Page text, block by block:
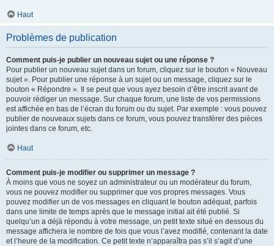
Haut
Problèmes de publication
Comment puis-je publier un nouveau sujet ou une réponse ?
Pour publier un nouveau sujet dans un forum, cliquez sur le bouton « Nouveau
sujet ». Pour publier une réponse à un sujet ou un message, cliquez sur le
bouton « Répondre ». Il se peut que vous ayez besoin d’être inscrit avant de
pouvoir rédiger un message. Sur chaque forum, une liste de vos permissions
est affichée en bas de l’écran du forum ou du sujet. Par exemple : vous pouvez
publier de nouveaux sujets dans ce forum, vous pouvez transférer des pièces
jointes dans ce forum, etc.
Haut
Comment puis-je modifier ou supprimer un message ?
À moins que vous ne soyez un administrateur ou un modérateur du forum,
vous ne pouvez modifier ou supprimer que vos propres messages. Vous
pouvez modifier un de vos messages en cliquant le bouton adéquat, parfois
dans une limite de temps après que le message initial ait été publié. Si
quelqu’un a déjà répondu à votre message, un petit texte situé en dessous du
message affichera le nombre de fois que vous l’avez modifié, contenant la date
et l’heure de la modification. Ce petit texte n’apparaîtra pas s’il s’agit d’une